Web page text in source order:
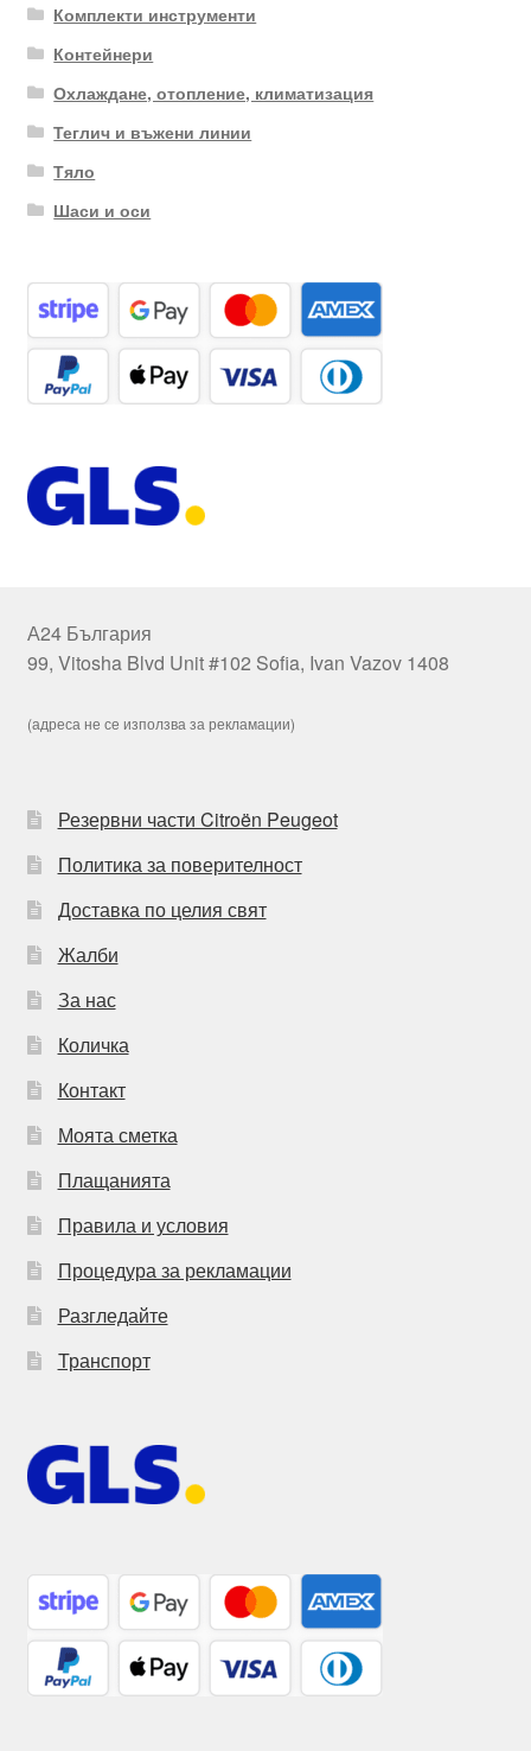
Комплекти инструменти
Контейнери
Охлаждане, отопление, климатизация
Теглич и въжени линии
Тяло
Шаси и оси
А24 България
99, Vitosha Blvd Unit #102 Sofia, Ivan Vazov 1408
(адреса не се използва за рекламации)
Резервни части Citroën Peugeot
Политика за поверителност
Доставка по целия свят
Жалби
За нас
Количка
Контакт
Моята сметка
Плащанията
Правила и условия
Процедура за рекламации
Разгледайте
Транспорт